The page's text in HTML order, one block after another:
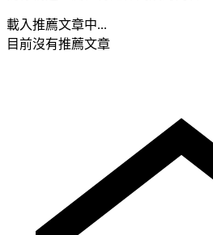
載入推薦文章中...
目前沒有推薦文章